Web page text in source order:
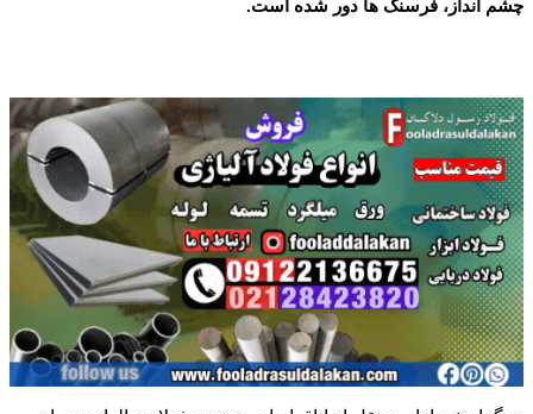
چشم انداز، فرسنگ ها دور شده است.